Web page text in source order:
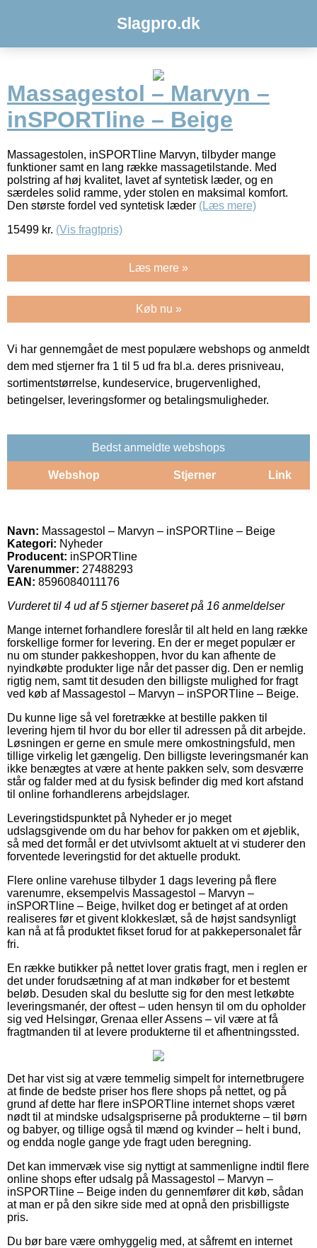
Slagpro.dk
Massagestol – Marvyn –
inSPORTline – Beige
Massagestolen, inSPORTline Marvyn, tilbyder mange
funktioner samt en lang række massagetilstande. Med
polstring af høj kvalitet, lavet af syntetisk læder, og en
særdeles solid ramme, yder stolen en maksimal komfort.
Den største fordel ved syntetisk læder (Læs mere)
15499 kr. (Vis fragtpris)
Læs mere »
Køb nu »
Vi har gennemgået de mest populære webshops og anmeldt
dem med stjerner fra 1 til 5 ud fra bl.a. deres prisniveau,
sortimentstørrelse, kundeservice, brugervenlighed,
betingelser, leveringsformer og betalingsmuligheder.
Bedst anmeldte webshops
Webshop Stjerner Link
Navn: Massagestol – Marvyn – inSPORTline – Beige
Kategori: Nyheder
Producent: inSPORTline
Varenummer: 27488293
EAN: 8596084011176
Vurderet til 4 ud af 5 stjerner baseret på 16 anmeldelser
Mange internet forhandlere foreslår til alt held en lang række
forskellige former for levering. En der er meget populær er
nu om stunder pakkeshoppen, hvor du kan afhente de
nyindkøbte produkter lige når det passer dig. Den er nemlig
rigtig nem, samt tit desuden den billigste mulighed for fragt
ved køb af Massagestol – Marvyn – inSPORTline – Beige.
Du kunne lige så vel foretrække at bestille pakken til
levering hjem til hvor du bor eller til adressen på dit arbejde.
Løsningen er gerne en smule mere omkostningsfuld, men
tillige virkelig let gængelig. Den billigste leveringsmanér kan
ikke benægtes at være at hente pakken selv, som desværre
står og falder med at du fysisk befinder dig med kort afstand
til online forhandlerens arbejdslager.
Leveringstidspunktet på Nyheder er jo meget
udslagsgivende om du har behov for pakken om et øjeblik,
så med det formål er det utvivlsomt aktuelt at vi studerer den
forventede leveringstid for det aktuelle produkt.
Flere online varehuse tilbyder 1 dags levering på flere
varenumre, eksempelvis Massagestol – Marvyn –
inSPORTline – Beige, hvilket dog er betinget af at orden
realiseres før et givent klokkeslæt, så de højst sandsynligt
kan nå at få produktet fikset forud for at pakkepersonalet får
fri.
En række butikker på nettet lover gratis fragt, men i reglen er
det under forudsætning af at man indkøber for et bestemt
beløb. Desuden skal du beslutte sig for den mest letkøbte
leveringsmanér, der oftest – uden hensyn til om du opholder
sig ved Helsingør, Grenaa eller Assens – vil være at få
fragtmanden til at levere produkterne til et afhentningssted.
Det har vist sig at være temmelig simpelt for internetbrugere
at finde de bedste priser hos flere shops på nettet, og på
grund af dette har flere inSPORTline internet shops været
nødt til at mindske udsalgspriserne på produkterne – til børn
og babyer, og tillige også til mænd og kvinder – helt i bund,
og endda nogle gange yde fragt uden beregning.
Det kan immervæk vise sig nyttigt at sammenligne indtil flere
online shops efter udsalg på Massagestol – Marvyn –
inSPORTline – Beige inden du gennemfører dit køb, sådan
at man er på den sikre side med at opnå den prisbilligste
pris.
Du bør bare være omhyggelig med, at såfremt en internet